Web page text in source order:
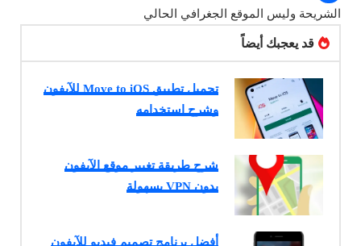
الشريحة وليس الموقع الجغرافي الحالي
قد يعجبك أيضاً
تحميل تطبيق Move to iOS للآيفون
وشرح استخدامه
شرح طريقة تغيير موقع الآيفون
بدون VPN بسهولة
أفضل برنامج تصميم فيديو للآيفون